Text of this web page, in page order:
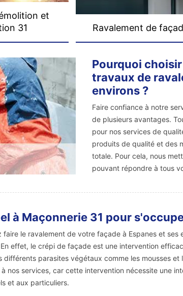
et
31
Ravalement de
Pourquoi
travaux de
environs ?
Faire confiance à notre
de plusieurs avantages.
pour nos services de
produits de qualité et des
totale. Pour cela, nous
pouvant répondre à tous
à Maçonnerie 31 pour
faire le ravalement de votre façade à Espanes et
effet, le crépi de façade est une intervention
différents parasites végétaux comme les mousses
nos services, car cette intervention nécessite une
et aux particuliers.